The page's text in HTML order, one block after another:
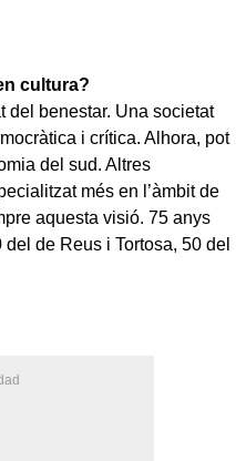
cultura?
del benestar. Una societat
i crítica. Alhora, pot
del sud. Altres
més en l’àmbit de
aquesta visió. 75 anys
de Reus i Tortosa, 50 del